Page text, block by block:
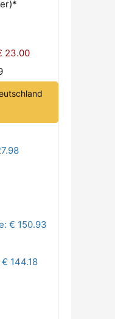
23.00
€ 150.93
144.18